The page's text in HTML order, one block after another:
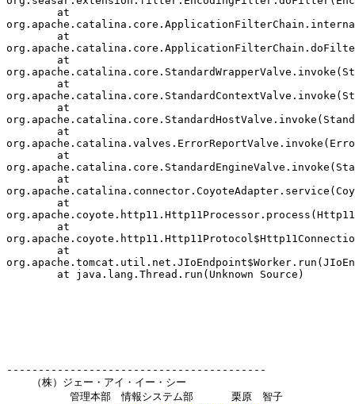
        at
        at
        at
        at
        at
        at
        at
        at
        at
        at
        at
        at java.lang.Thread.run(Unknown Source)
-----------------------------------------
    （株）ジェー・アイ・イー・シー
          管理本部　情報システム部      栗原　智子